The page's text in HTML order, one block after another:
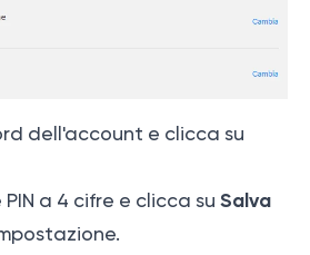
dell'account e clicca su
a 4 cifre e clicca su Salva